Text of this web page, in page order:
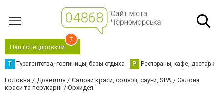
Наші спецпроєкти
7
Т Турагентства, гостиницы, базы отдыха Р Рестораны, кафе,
Головна Дозвілля Салони краси, солярії, сауни, SPA
Салони
краси та перукарні
Орхидея